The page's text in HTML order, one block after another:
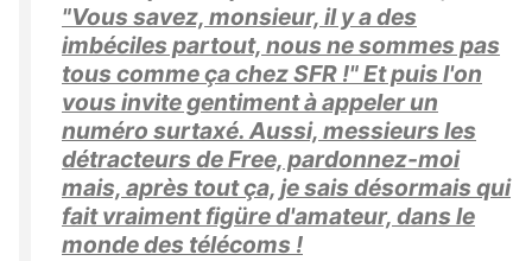
"Vous savez, monsieur, il y a des
imbéciles partout, nous ne sommes pas
tous comme ça chez SFR !" Et puis l'on
vous invite gentiment à appeler un
numéro surtaxé. Aussi, messieurs les
détracteurs de Free, pardonnez-moi
mais, après tout ça, je sais désormais qui
fait vraiment figüre d'amateur, dans le
monde des télécoms !